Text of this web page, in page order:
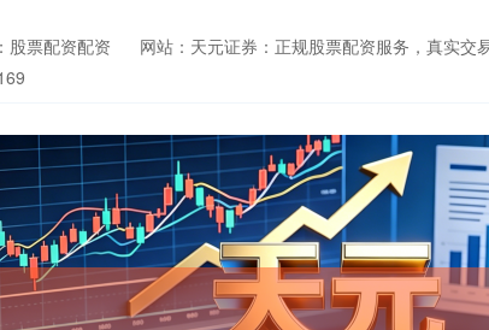
股票配资配资 网站：天元证券：正规股票配资服务，真实交